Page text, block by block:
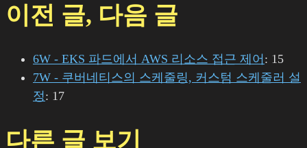
이전 글, 다음 글
6W - EKS 파드에서 AWS 리소스 접근 제어 : 15
7W - 쿠버네티스의 스케줄링, 커스텀 스케줄러 설
정: 17
다른 글 보기